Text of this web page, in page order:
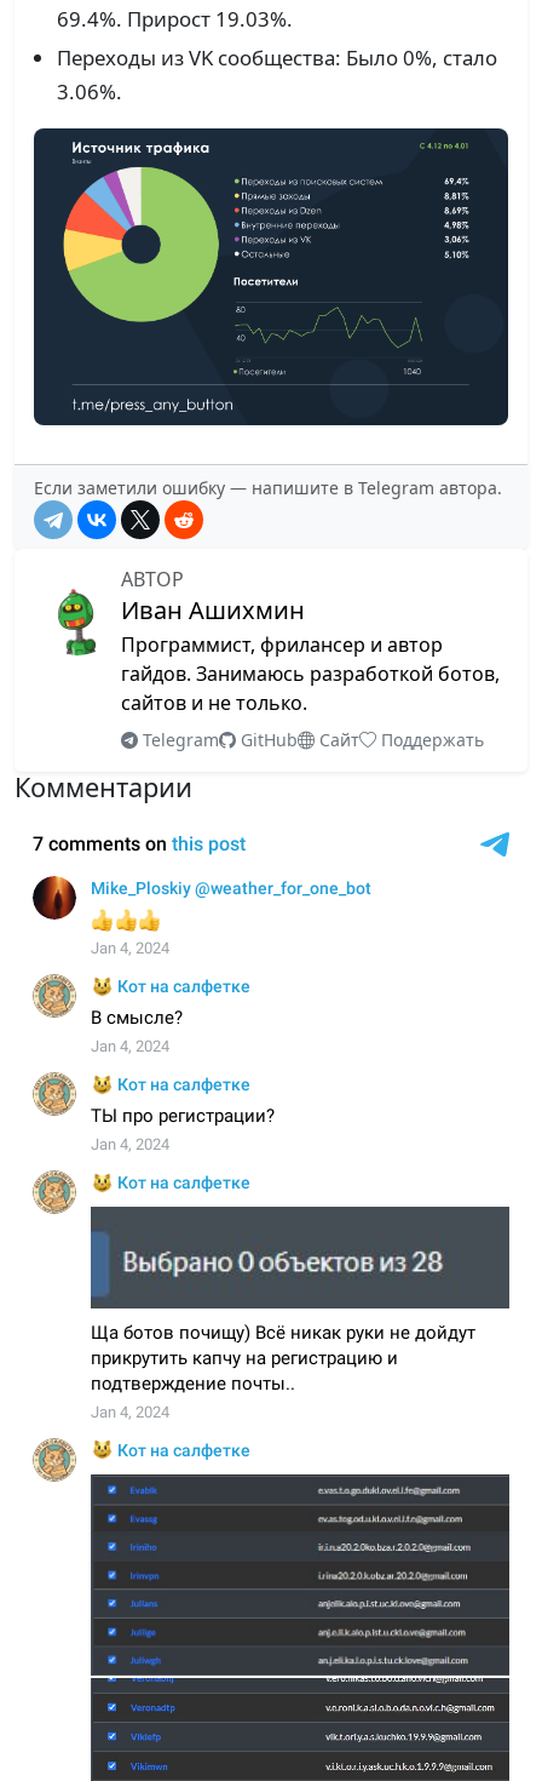
69.4%. Прирост 19.03%.
Переходы из VK сообщества: Было 0%, стало
3.06%.
Если заметили ошибку — напишите в Telegram автора.
АВТОР
Иван Ашихмин
Программист, фрилансер и автор
гайдов. Занимаюсь разработкой ботов,
сайтов и не только.
Telegram GitHub Сайт Поддержать
Комментарии
Telegram Bot API 10.1: Революция
форматирования
Комментарии
Telegram Bot API 10.0: Взамодействие ботов и
09 Май 2026
Комментарии
Telegram Bot API 9.5: Пользовательские теги и
форматирование времени
01 Март 2026
Комментарии
Telegram BOT API 9.4: цветные кнопки и
09 Февраль 2026
Комментарии
Комментарии на сайте переезжают в
Telegram
07 Январь 2026
Комментарии
Telegram Bot API 9.3: Революция в ИИ-чатах
01 Январь 2026
Комментарии
ty: революция в тайп-чекинге
23 Декабрь 2025
Комментарии
Обновление библиотеки - AIOgram 3.23.0
07 Декабрь 2025
Комментарии
Telegram Bot API 9.2: прямые сообщения и
рекомендуемые посты
17 Август 2025
Комментарии
Новый раздел «Идеи»
19 Июль 2025
Комментарии
Изменения на сайте
18 Июль 2025
Комментарии
Telegram Bot API 9.1 - чеклисты, подарки и